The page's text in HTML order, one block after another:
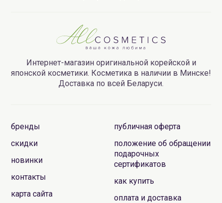
Интернет-магазин оригинальной корейской и
японской косметики. Косметика в наличии в Минске!
Доставка по всей Беларуси.
бренды
скидки
новинки
контакты
карта сайта
публичная оферта
положение об обращении
подарочных
сертификатов
как купить
оплата и доставка